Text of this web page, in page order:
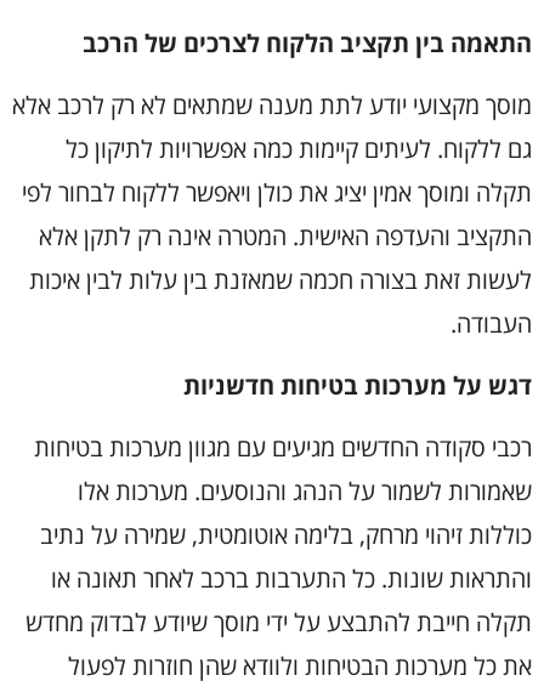
התאמה בין תקציב הלקוח לצרכים של הרכב
מוסך מקצועי יודע לתת מענה שמתאים לא רק לרכב אלא
גם ללקוח. לעיתים קיימות כמה אפשרויות לתיקון כל
תקלה ומוסך אמין יציג את כולן ויאפשר ללקוח לבחור לפי
התקציב והעדפה האישית. המטרה אינה רק לתקן אלא
לעשות זאת בצורה חכמה שמאזנת בין עלות לבין איכות
העבודה.
דגש על מערכות בטיחות חדשניות
רכבי סקודה החדשים מגיעים עם מגוון מערכות בטיחות
שאמורות לשמור על הנהג והנוסעים. מערכות אלו
כוללות זיהוי מרחק, בלימה אוטומטית, שמירה על נתיב
והתראות שונות. כל התערבות ברכב לאחר תאונה או
תקלה חייבת להתבצע על ידי מוסך שיודע לבדוק מחדש
את כל מערכות הבטיחות ולוודא שהן חוזרות לפעול